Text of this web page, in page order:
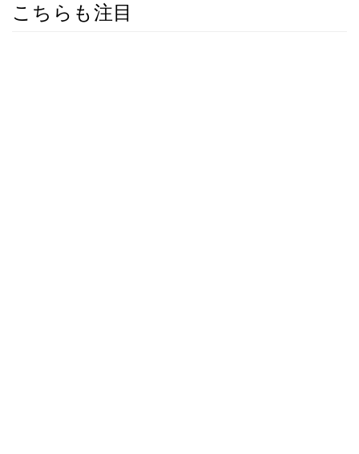
こちらも注目